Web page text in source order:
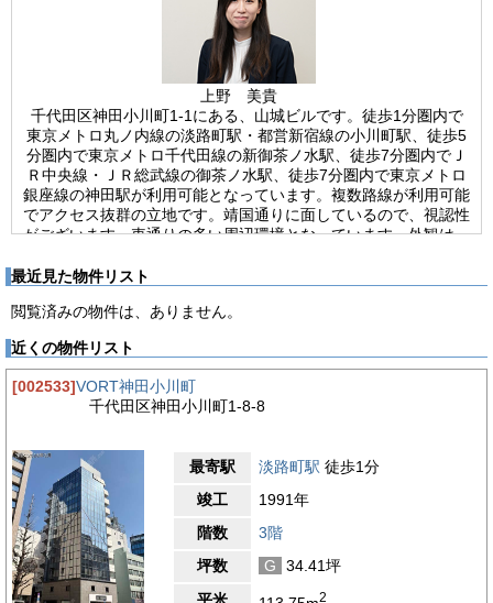
上野 美貴
千代田区神田小川町1-1にある、山城ビルです。徒歩1分圏内で
東京メトロ丸ノ内線の淡路町駅・都営新宿線の小川町駅、徒歩5
分圏内で東京メトロ千代田線の新御茶ノ水駅、徒歩7分圏内でＪ
Ｒ中央線・ＪＲ総武線の御茶ノ水駅、徒歩7分圏内で東京メトロ
銀座線の神田駅が利用可能となっています。複数路線が利用可能
でアクセス抜群の立地です。靖国通りに面しているので、視認性
がございます。車通りの多い周辺環境となっています。外観は、
基準を満たした物件です。構造は、鉄骨鉄筋コンクリート造・地
ルです。清潔感のあるエントランスが来訪者をお迎えします。ビ
械警備、光ファイバーが完備されています。24時間使用可能
で、使用時間の制限はありません。管理人が平日7:00～16：00
の間、常駐しています。貸室内には、個別空調・OAフロアが完
備されています。トイレは室外で男女別になっています。水回り
【周辺ガイド】
山城ビルは東京都千代田区神田小川町1丁目にある物件です。都
営新宿線・小川町駅、東京メトロ丸ノ内線・淡路町駅A6番出口
の目の前、地下鉄出口にアクセス抜群の好立地です。東京メトロ
千代田線、JR中央線・総武線の御茶ノ水駅から徒歩6分圏内、神
田駅も徒歩圏内と複数路線が利用可能な大変アクセスの良い立地
最近見た物件リスト
閲覧済みの物件は、ありません。
近くの物件リスト
[002533]VORT神田小川町
千代田区神田小川町1-8-8
最寄駅 淡路町駅 徒歩1分
竣工
1991年
階数
3階
坪数
G
34.41坪
2